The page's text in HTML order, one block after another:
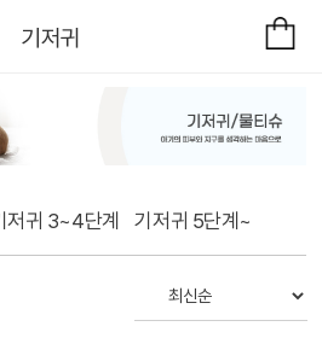
기저귀
저귀 3~4단계 기저귀 5단계~